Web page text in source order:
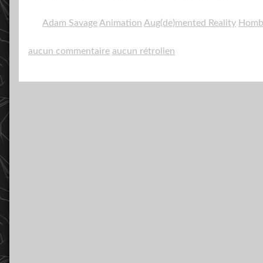
Adam Savage Animation Aug(de)mented Reality
aucun commentaire aucun rétrolien